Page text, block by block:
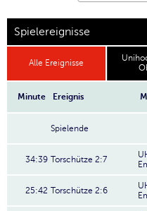
Spielereignisse
Alle Ereignisse
Minute Ereignis
Spielende
34:39 Torschütze 2:7
25:42 Torschütze 2:6